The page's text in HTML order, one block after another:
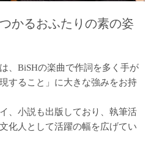
かるおふたりの素の姿
、BiSHの楽曲で作詞を多く手が
すること」に大きな強みをお持
、小説も出版しており、執筆活
化人として活躍の幅を広げてい